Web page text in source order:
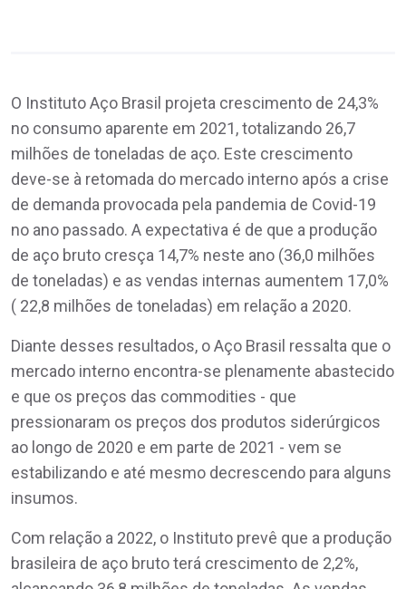
O Instituto Aço Brasil projeta crescimento de 24,3%
no consumo aparente em 2021, totalizando 26,7
milhões de toneladas de aço. Este crescimento
deve-se à retomada do mercado interno após a crise
de demanda provocada pela pandemia de Covid-19
no ano passado. A expectativa é de que a produção
de aço bruto cresça 14,7% neste ano (36,0 milhões
de toneladas) e as vendas internas aumentem 17,0%
( 22,8 milhões de toneladas) em relação a 2020.
Diante desses resultados, o Aço Brasil ressalta que o
mercado interno encontra-se plenamente abastecido
e que os preços das commodities - que
pressionaram os preços dos produtos siderúrgicos
ao longo de 2020 e em parte de 2021 - vem se
estabilizando e até mesmo decrescendo para alguns
insumos.
Com relação a 2022, o Instituto prevê que a produção
brasileira de aço bruto terá crescimento de 2,2%,